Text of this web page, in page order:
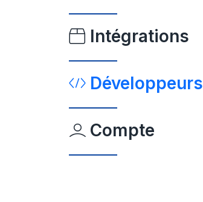
Intégrations
Développeurs
Compte